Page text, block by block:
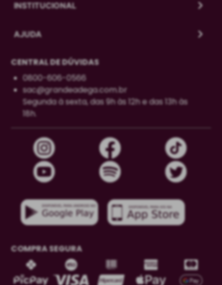
INSTITUCIONAL
AJUDA
CENTRAL DE DÚVIDAS
0800-606-0566
sac@grandeadega.com.br
Segunda à sexta, das 9h às 12h e das 13h às
18h.
COMPRA SEGURA